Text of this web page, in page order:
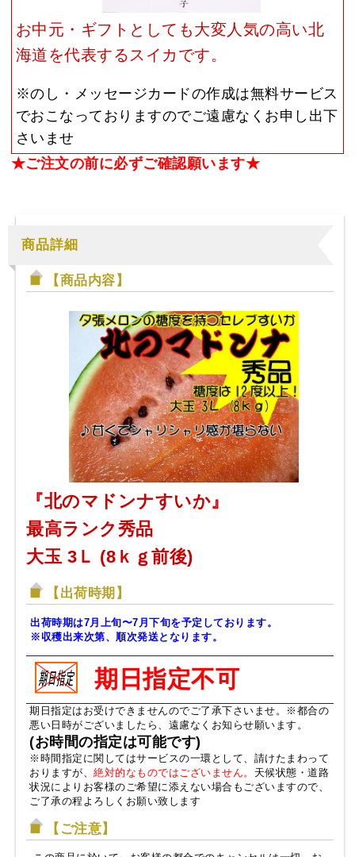
お中元・ギフトとしても大変人気の高い北
海道を代表するスイカです。
※のし・メッセージカードの作成は無料サービス
でおこなっておりますのでご遠慮なくお申し出下
さいませ
★ご注文の前に必ずご確認願います★
商品詳細
【商品内容】
『北のマドンナすいか』
最高ランク秀品
大玉 3Ｌ (8ｋｇ前後)
【出荷時期】
出荷時期は7月上旬〜7月下旬を予定しております。
※収穫出来次第、順次発送となります。
期日指定不可
期日指定はお受けできませんのでご了承下さいませ。※都合の
悪い日時がございましたら、遠慮なくお知らせ願います。
(お時間の指定は可能です)
※時間指定に関してはサービスの一環として、請けたまわって
おりますが、絶対的なものではございません。 天候状態・道路
状況によりお客様のご希望に添えない場合もございますので、
ご了承の程よろしくお願い致します
【ご注意】